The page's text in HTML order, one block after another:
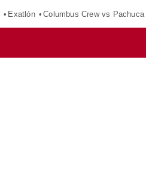
Exatlón Columbus Crew vs Pachuca